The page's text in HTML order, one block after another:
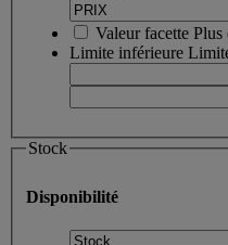
Valeur facette Plus
Limite inférieure
Stock
Disponibilité